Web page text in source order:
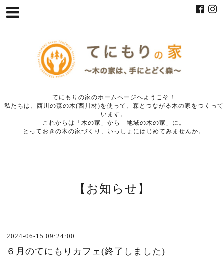
てにもりの家のホームページへようこそ！
私たちは、西川の森の木(西川材)を使って、森とつながる木の家をつくって
います。
これからは「木の家」から「地域の木の家」に。
とっておきの木の家づくり、いっしょにはじめてみませんか。
【お知らせ】
2024-06-15 09:24:00
６月のてにもりカフェ(終了しました)